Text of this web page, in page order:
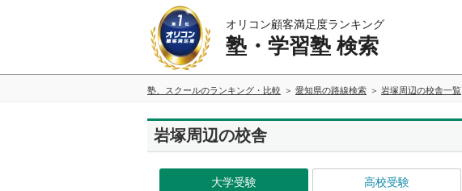
オリコン顧客満足度ランキング
塾・学習塾 検索
塾、スクールのランキング・比較 愛知県の路線検索 岩塚周辺の校舎一覧
岩塚周辺の校舎
大学受験 高校受験